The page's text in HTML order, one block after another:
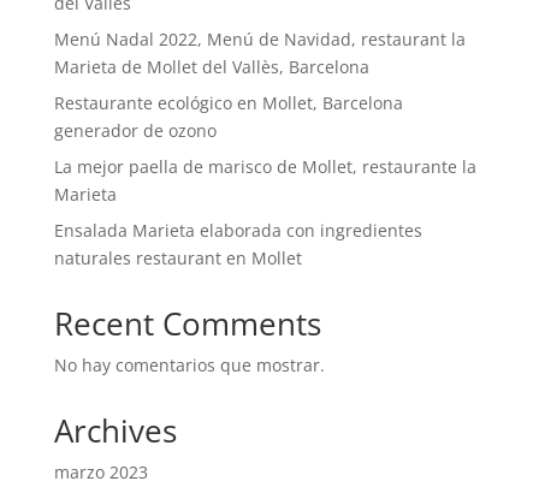
Menú Nadal 2022, Menú de Navidad, restaurant la
Marieta de Mollet del Vallès, Barcelona
Restaurante ecológico en Mollet, Barcelona
generador de ozono
La mejor paella de marisco de Mollet, restaurante la
Marieta
Ensalada Marieta elaborada con ingredientes
naturales restaurant en Mollet
Recent Comments
No hay comentarios que mostrar.
Archives
marzo 2023